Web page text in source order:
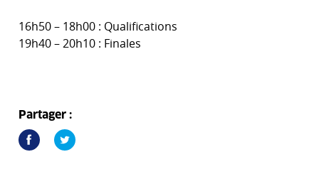
16h50 – 18h00 : Qualifications
19h40 – 20h10 : Finales
Partager :